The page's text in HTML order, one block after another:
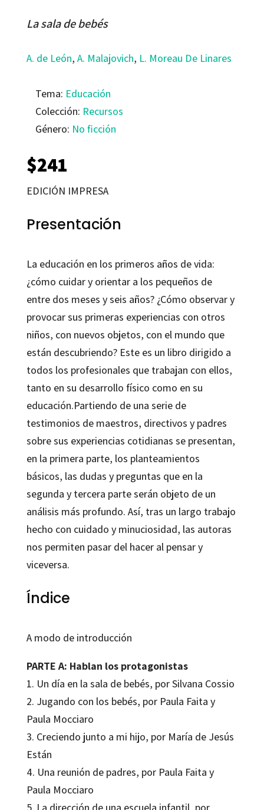
La sala de bebés
A. de León, A. Malajovich, L. Moreau De Linares
Tema: Educación
Colección: Recursos
Género: No ficción
$241
EDICIÓN IMPRESA
Presentación
La educación en los primeros años de vida:
¿cómo cuidar y orientar a los pequeños de
entre dos meses y seis años? ¿Cómo observar y
provocar sus primeras experiencias con otros
niños, con nuevos objetos, con el mundo que
están descubriendo? Este es un libro dirigido a
todos los profesionales que trabajan con ellos,
tanto en su desarrollo físico como en su
educación.Partiendo de una serie de
testimonios de maestros, directivos y padres
sobre sus experiencias cotidianas se presentan,
en la primera parte, los planteamientos
básicos, las dudas y preguntas que en la
segunda y tercera parte serán objeto de un
análisis más profundo. Así, tras un largo trabajo
hecho con cuidado y minuciosidad, las autoras
nos permiten pasar del hacer al pensar y
viceversa.
Índice
A modo de introducción
PARTE A: Hablan los protagonistas
1. Un día en la sala de bebés, por Silvana Cossio
2. Jugando con los bebés, por Paula Faita y
Paula Mocciaro
3. Creciendo junto a mi hijo, por María de Jesús
Están
4. Una reunión de padres, por Paula Faita y
Paula Mocciaro
5. La dirección de una escuela infantil, por